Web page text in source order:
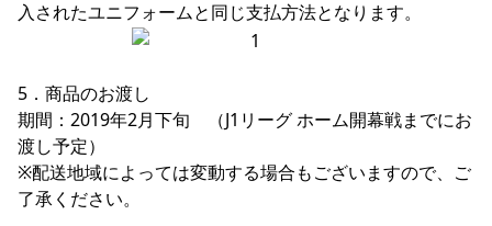
5．商品のお渡し
期間：2019年2月下旬　（J1リーグ ホーム開幕戦までにお
渡し予定）
※配送地域によっては変動する場合もございますので、ご
了承ください。